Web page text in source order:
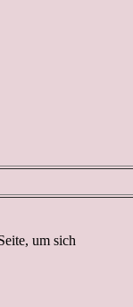
um sich